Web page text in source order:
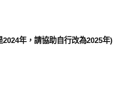
年，請協助自行改為2025年)